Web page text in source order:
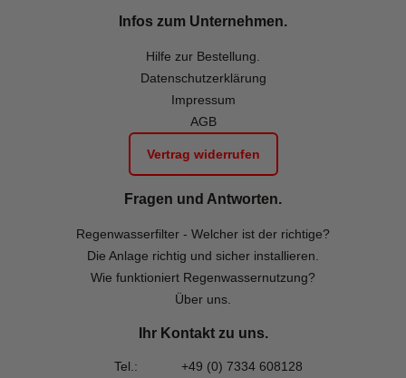
Infos zum Unternehmen.
Hilfe zur Bestellung.
Datenschutzerklärung
Impressum
AGB
Vertrag widerrufen
Fragen und Antworten.
Regenwasserfilter - Welcher ist der richtige?
Die Anlage richtig und sicher installieren.
Wie funktioniert Regenwassernutzung?
Über uns.
Ihr Kontakt zu uns.
Tel.:
+49 (0) 7334 608128